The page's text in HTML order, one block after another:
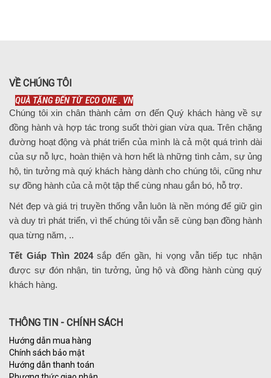
VỀ CHÚNG TÔI
QUÀ TẶNG ĐẾN TỪ ECO ONE . VN
Chúng tôi xin chân thành cảm ơn đến Quý khách hàng về sự
đồng hành và hợp tác trong suốt thời gian vừa qua. Trên chặng
đường hoạt động và phát triển của mình là cả một quá trình dài
của sự nỗ lực, hoàn thiện và hơn hết là những tình cảm, sự ủng
hộ, tin tưởng mà quý khách hàng dành cho chúng tôi, cũng như
sự đồng hành của cả một tập thể cùng nhau gắn bó, hỗ trợ.
Nét đẹp và giá trị truyền thống vẫn luôn là nền móng để giữ gìn
và duy trì phát triển, vì thế chúng tôi vẫn sẽ cùng bạn đồng hành
qua từng năm, ..
Tết Giáp Thìn 2024 sắp đến gần, hi vọng vẫn tiếp tục nhận
được sự đón nhận, tin tưởng, ủng hộ và đồng hành cùng quý
khách hàng.
THÔNG TIN - CHÍNH SÁCH
Hướng dẫn mua hàng
Chính sách bảo mật
Hướng dẫn thanh toán